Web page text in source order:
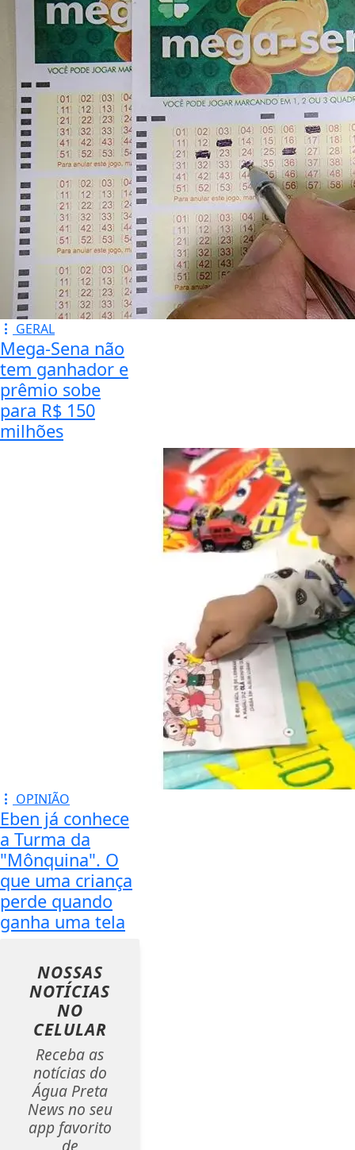
GERAL
Mega-Sena não
tem ganhador e
prêmio sobe
para R$ 150
milhões
OPINIÃO
Eben já conhece
a Turma da
"Mônquina". O
que uma criança
perde quando
ganha uma tela
NOSSAS
NOTÍCIAS
NO
CELULAR
Receba as
notícias do
Água Preta
News no seu
app favorito
de